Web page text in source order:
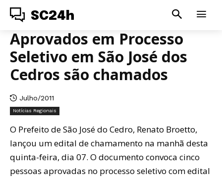
SC24h
Aprovados em Processo
Seletivo em São José dos
Cedros são chamados
Julho/2011
Notícias Regionais
O Prefeito de São José do Cedro, Renato Broetto,
lançou um edital de chamamento na manhã desta
quinta-feira, dia 07. O documento convoca cinco
pessoas aprovadas no processo seletivo com edital